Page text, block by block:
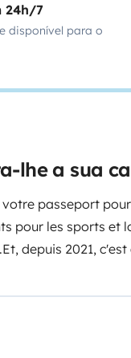
24h/7
disponível para o
lhe a sua
passeport
pour les sports et
Et, depuis 2021,
California
sa cuisine